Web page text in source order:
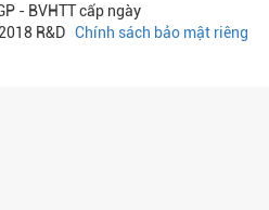
- BVHTT cấp ngày
R&D Chính sách bảo mật riêng